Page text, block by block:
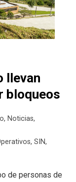
llevan
bloqueos
, Noticias,
,SIN,
de personas de